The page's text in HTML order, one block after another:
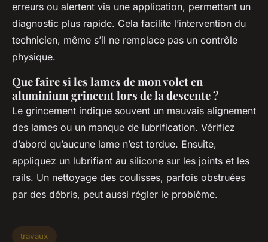
erreurs ou alertent via une application, permettant un
diagnostic plus rapide. Cela facilite l’intervention du
technicien, même s’il ne remplace pas un contrôle
physique.
Que faire si les lames de mon volet en
aluminium grincent lors de la descente ?
Le grincement indique souvent un mauvais alignement
des lames ou un manque de lubrification. Vérifiez
d’abord qu’aucune lame n’est tordue. Ensuite,
appliquez un lubrifiant au silicone sur les joints et les
rails. Un nettoyage des coulisses, parfois obstruées
par des débris, peut aussi régler le problème.
travaux